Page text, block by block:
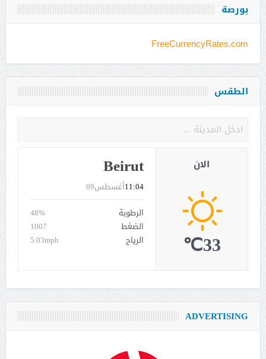
بورصة
FreeCurrencyRates.com
الطقس
Beirut
أغسطس0911:04
الرطوبة
48%
الضغط
1007
الرياح
5.03mph
الان
33℃
ADVERTISING